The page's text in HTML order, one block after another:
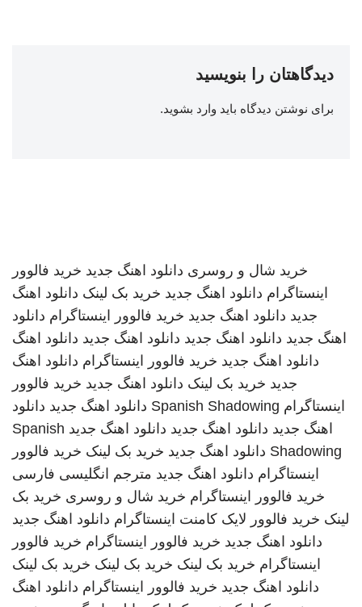
دیدگاهتان را بنویسید
برای نوشتن دیدگاه باید وارد بشوید.
خرید شال و روسری دانلود اهنگ جدید خرید فالوور
اینستاگرام دانلود اهنگ جدید خرید بک لینک دانلود اهنگ
جدید دانلود اهنگ جدید خرید فالوور اینستاگرام دانلود
اهنگ جدید دانلود اهنگ جدید دانلود اهنگ جدید دانلود اهنگ
دانلود اهنگ جدید خرید فالوور اینستاگرام دانلود اهنگ
جدید خرید بک لینک دانلود اهنگ جدید خرید فالوور
اینستاگرام Spanish Shadowing دانلود اهنگ جدید دانلود
اهنگ جدید دانلود اهنگ جدید دانلود اهنگ جدید Spanish
Shadowing دانلود اهنگ جدید خرید بک لینک خرید فالوور
اینستاگرام دانلود اهنگ جدید مترجم انگلیسی فارسی
خرید فالوور اینستاگرام خرید شال و روسری خرید بک
لینک خرید فالوور لایک کامنت اینستاگرام دانلود اهنگ جدید
دانلود اهنگ جدید خرید فالوور اینستاگرام خرید فالوور
اینستاگرام خرید بک لینک خرید بک لینک خرید بک لینک
دانلود اهنگ جدید خرید فالوور اینستاگرام دانلود اهنگ